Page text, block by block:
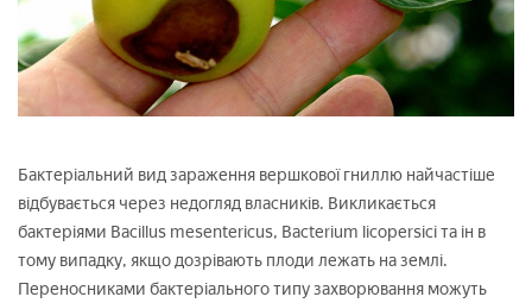
Бактеріальний вид зараження вершкової гниллю найчастіше
відбувається через недогляд власників. Викликається
бактеріями Bacillus mesentericus, Bacterium licopersici та ін в
тому випадку, якщо дозрівають плоди лежать на землі.
Переносниками бактеріального типу захворювання можуть